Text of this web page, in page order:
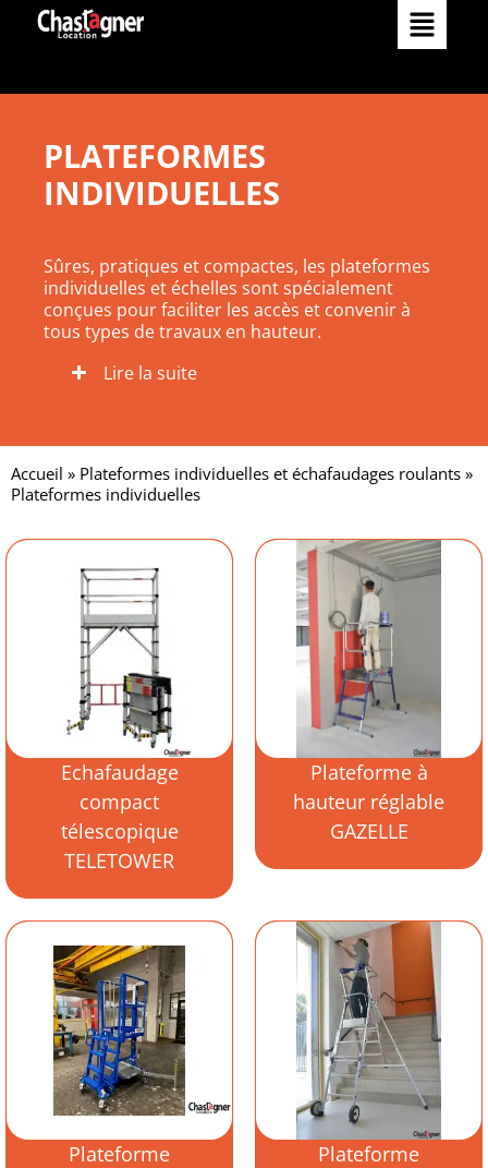
Réalisations
L’Entreprise
Actualités
Nos services
Nos agences
PLATEFORMES
INDIVIDUELLES
Sûres, pratiques et compactes, les plateformes
individuelles et échelles sont spécialement
conçues pour faciliter les accès et convenir à
tous types de travaux en hauteur.
Lire la suite
Accueil » Plateformes individuelles et échafaudages roulants »
Plateformes individuelles
Echafaudage
compact
télescopique
TELETOWER
Plateforme à
hauteur réglable
GAZELLE
Plateforme
Plateforme